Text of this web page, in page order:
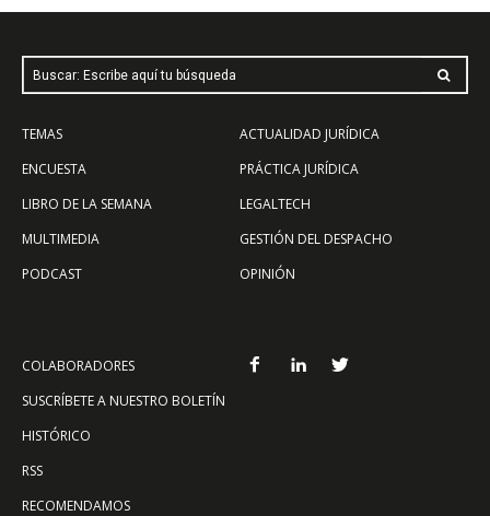
Buscar: Escribe aquí tu búsqueda
TEMAS
ENCUESTA
LIBRO DE LA SEMANA
MULTIMEDIA
PODCAST
ACTUALIDAD JURÍDICA
PRÁCTICA JURÍDICA
LEGALTECH
GESTIÓN DEL DESPACHO
OPINIÓN
COLABORADORES
SUSCRÍBETE A NUESTRO BOLETÍN
HISTÓRICO
RSS
RECOMENDAMOS